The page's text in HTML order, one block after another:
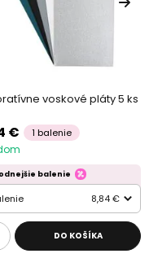
voskové pláty 5 ks
€ 1 balenie
balenie
8,84 €
DO KOŠÍKA